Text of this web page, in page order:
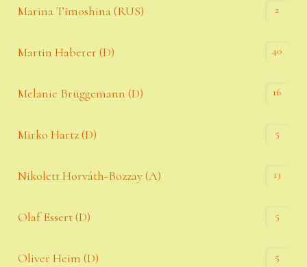
Marina Timoshina (RUS) 2
Martin Haberer (D) 40
Melanie Brüggemann (D) 16
Mirko Hartz (D) 5
Nikolett Horváth-Bozzay (A) 13
Olaf Essert (D) 5
Oliver Heim (D) 5